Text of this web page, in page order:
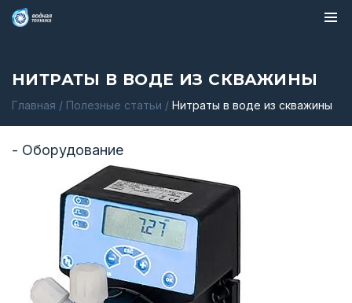
НИТРАТЫ В ВОДЕ ИЗ СКВАЖИНЫ
Главная / Полезные статьи / Нитраты в воде из скважины
- Оборудование